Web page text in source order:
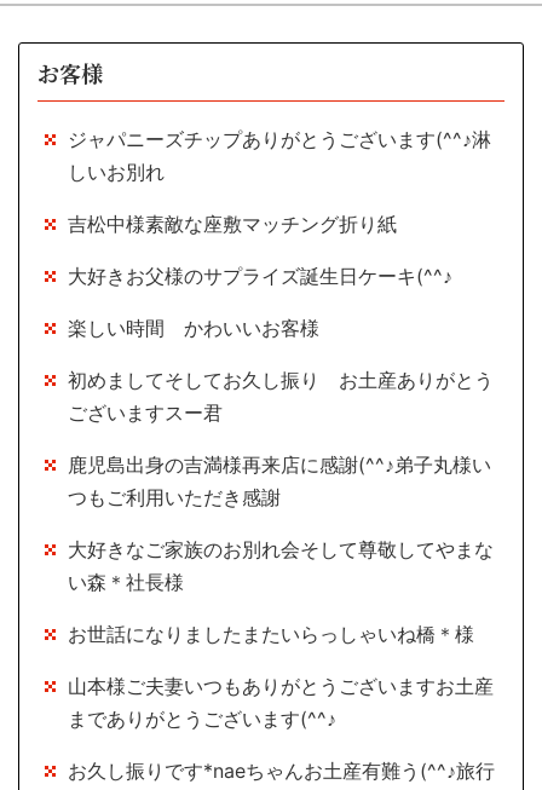
お客様
ジャパニーズチップありがとうございます(^^♪淋
しいお別れ
吉松中様素敵な座敷マッチング折り紙
大好きお父様のサプライズ誕生日ケーキ(^^♪
楽しい時間 かわいいお客様
初めましてそしてお久し振り お土産ありがとう
ございますスー君
鹿児島出身の吉満様再来店に感謝(^^♪弟子丸様い
つもご利用いただき感謝
大好きなご家族のお別れ会そして尊敬してやまな
い森＊社長様
お世話になりましたまたいらっしゃいね橋＊様
山本様ご夫妻いつもありがとうございますお土産
までありがとうございます(^^♪
お久し振りです*naeちゃんお土産有難う(^^♪旅行